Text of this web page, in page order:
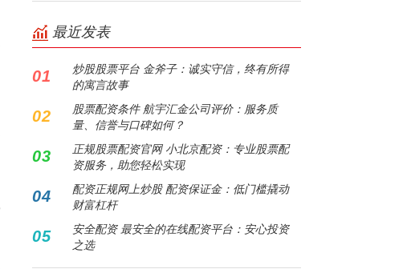
最近发表
01
炒股股票平台 金斧子：诚实守信，终有所得
的寓言故事
02
股票配资条件 航宇汇金公司评价：服务质
量、信誉与口碑如何？
03
正规股票配资官网 小北京配资：专业股票配
资服务，助您轻松实现
04
配资正规网上炒股 配资保证金：低门槛撬动
财富杠杆
05
安全配资 最安全的在线配资平台：安心投资
之选